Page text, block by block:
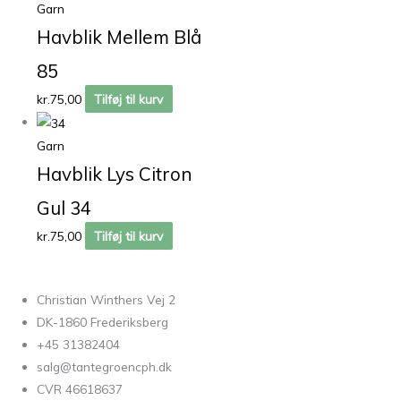
Garn
Havblik Mellem Blå
85
kr.75,00 Tilføj til kurv
Garn
Havblik Lys Citron
Gul 34
kr.75,00 Tilføj til kurv
Christian Winthers Vej 2
DK-1860 Frederiksberg
+45 31382404
salg@tantegroencph.dk
CVR 46618637